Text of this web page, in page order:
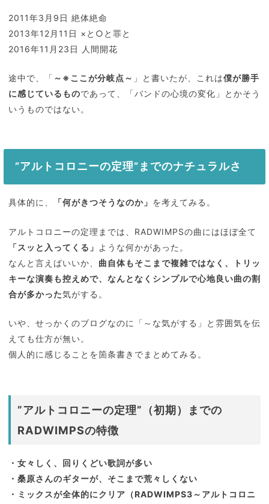
2011年3月9日 絶体絶命
2013年12月11日 ×と○と罪と
2016年11月23日 人間開花
途中で、「 ～※ここが分岐点～ 」と書いたが、これは僕が勝手
に感じているものであって、「バンドの心境の変化」とかそう
いうものではない。
”アルトコロニーの定理”までのナチュラルさ
具体的に、 「何がきつそうなのか」 を考えてみる。
アルトコロニーの定理までは、RADWIMPSの曲にはほぼ全て
「スッと入ってくる」 ような何かがあった。
なんと言えばいいか、 曲自体もそこまで複雑ではなく、トリッ
キーな演奏も控えめで、なんとなくシンプルで心地良い曲の割
合が多かった気がする。
いや、せっかくのブログなのに「～な気がする」と雰囲気を伝
えても仕方が無い。
個人的に感じることを箇条書きでまとめてみる。
”アルトコロニーの定理”（初期）までの
RADWIMPSの特徴
・女々しく、回りくどい歌詞が多い
・桑原さんのギターが、そこまで荒々しくない
・ミックスが全体的にクリア（RADWIMPS3～アルトコロニ